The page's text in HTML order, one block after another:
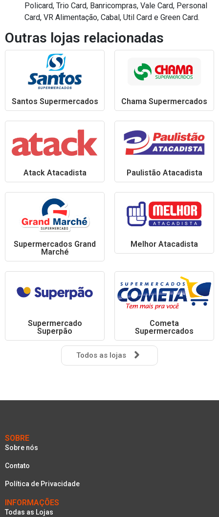
Policard, Trio Card, Banricompras, Vale Card, Personal
Card, VR Alimentação, Cabal, Util Card e Green Card.
Outras lojas relacionadas
Santos Supermercados Chama Supermercados
Atack Atacadista Paulistão Atacadista
Supermercados Grand
Marché
Melhor Atacadista
Supermercado
Superpão
Cometa
Supermercados
Todos as lojas
SOBRE
Sobre nós
Contato
Política de Privacidade
INFORMAÇÕES
Todas as Lojas